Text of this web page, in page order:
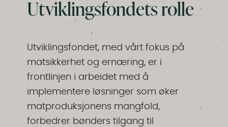
Utviklingsfondets rolle
Utviklingsfondet, med vårt fokus på
matsikkerhet og ernæring, er i
frontlinjen i arbeidet med å
implementere løsninger som øker
matproduksjonens mangfold,
forbedrer bønders tilgang til